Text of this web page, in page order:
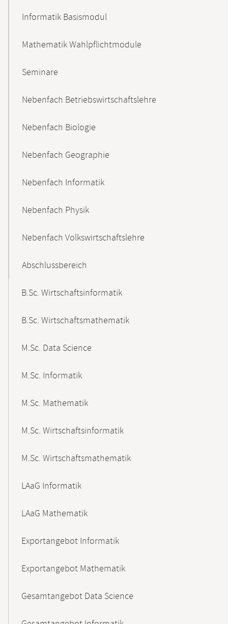
Informatik Basismodul
Mathematik Wahlpflichtmodule
Seminare
Nebenfach Betriebswirtschaftslehre
Nebenfach Biologie
Nebenfach Geographie
Nebenfach Informatik
Nebenfach Physik
Nebenfach Volkswirtschaftslehre
Abschlussbereich
B.Sc. Wirtschaftsinformatik
B.Sc. Wirtschaftsmathematik
M.Sc. Data Science
M.Sc. Informatik
M.Sc. Mathematik
M.Sc. Wirtschaftsinformatik
M.Sc. Wirtschaftsmathematik
LAaG Informatik
LAaG Mathematik
Exportangebot Informatik
Exportangebot Mathematik
Gesamtangebot Data Science